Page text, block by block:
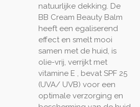
natuurlijke dekking. De
BB Cream Beauty Balm
heeft een egaliserend
effect en smelt mooi
samen met de huid, is
olie-vrij, verrijkt met
vitamine E , bevat SPF 25
(UVA/ UVB) voor een
optimale verzorging en